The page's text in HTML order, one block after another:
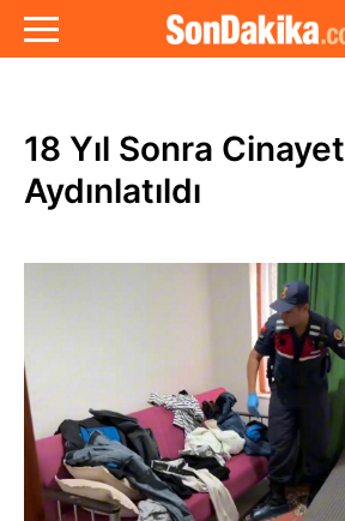
18 Yıl Sonra Cinayet
Aydınlatıldı